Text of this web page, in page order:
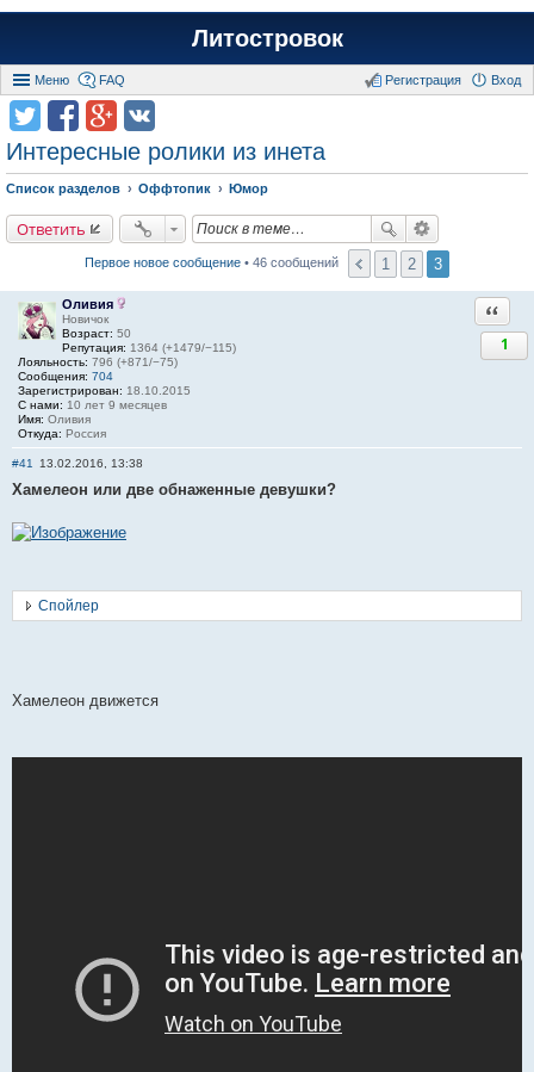
Литостровок
Меню FAQ Вход
Регистрация
Интересныe ролики из инета
Список разделов Оффтопик Юмор
Ответить
Первое новое сообщение • 46 сообщений 1 2 3
Оливия
Новичок
Возраст: 50
Репутация: 1364 (+1479/−115)
Лояльность: 796 (+871/−75)
Сообщения: 704
Зарегистрирован: 18.10.2015
С нами: 10 лет 9 месяцев
Имя: Оливия
Откуда: Россия
1
#41 13.02.2016, 13:38
Хамелеон или две обнаженные девушки?
Спойлер
Хамелеон движется